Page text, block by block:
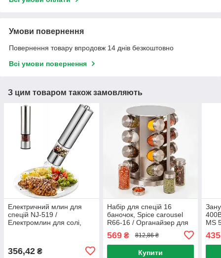
Умови повернення
Повернення товару впродовж 14 днів безкоштовно
Всі умови повернення
З цим товаром також замовляють
Електричний млин для
спецій NJ-519 /
Електромлин для солі,
356,42 ₴
Набір для спецій 16
баночок, Spice carousel
R66-16 / Органайзер для
підставці / Карусель для
спецій
569₴ 812,86 ₴
Купити
MS
435